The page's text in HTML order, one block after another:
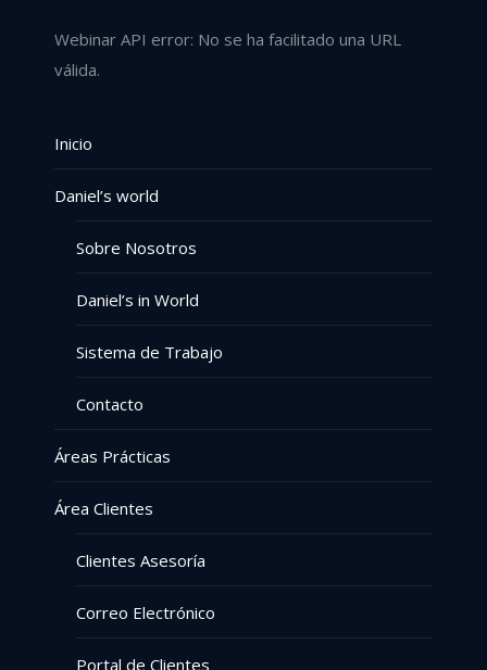
Webinar API error: No se ha facilitado una URL
válida.
Inicio
Daniel’s world
Sobre Nosotros
Daniel’s in World
Sistema de Trabajo
Contacto
Áreas Prácticas
Área Clientes
Clientes Asesoría
Correo Electrónico
Portal de Clientes